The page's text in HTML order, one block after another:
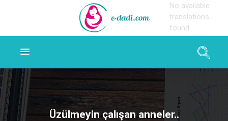
Üzülmeyin çalışan anneler..
No available
translations
found